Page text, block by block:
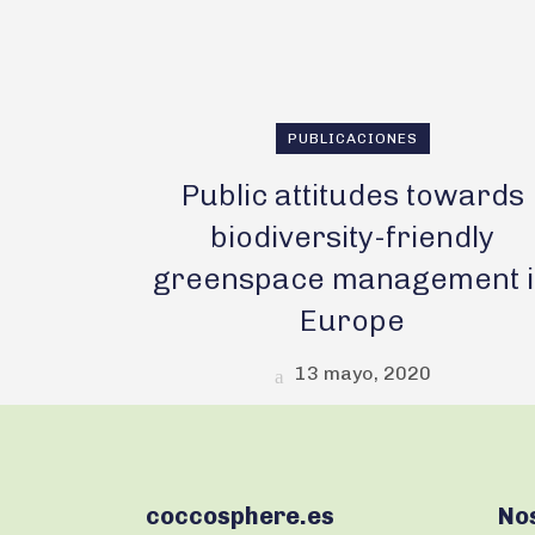
PUBLICACIONES
Public attitudes towards
biodiversity-friendly
greenspace management
Europe
13 mayo, 2020
coccosphere.es